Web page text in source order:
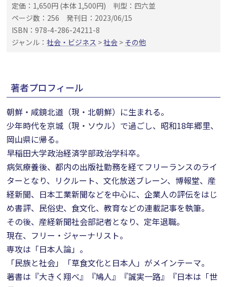
定価：1,650円 (本体 1,500円)
判型：四六並
ページ数：256
発刊日：2023/06/15
ISBN：978-4-286-24211-8
ジャンル：社会・ビジネス >社会 > その他
著者プロフィール
朝鮮・咸鏡北道（現・北朝鮮）に生まれる。
少年時代を京城（現・ソウル）で過ごし、昭和18年郷里、
岡山県に帰る。
早稲田大学政治経済学部政治学科卒。
病気療養後、都内の出版社勤務を経てフリーランスのライ
ターとなり、リクルート、文化放送ブレーン、博報堂、産
経新聞、日本工業新聞などを中心に、企業人の評伝をはじ
め書評、民俗史、食文化、教育などの連載記事を執筆。
その後、産経新聞社会部記者となり、定年退職。
現在、フリー・ジャーナリスト。
専攻は「日本人論」。
「民族と社会」「草食文化と日本人」がメインテーマ。
著書は『大きく翔べ』『鳩人』『誠実一路』『日本は「世